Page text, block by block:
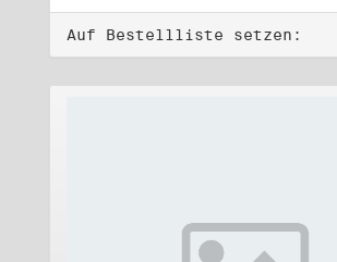
Auf Bestellliste setzen: